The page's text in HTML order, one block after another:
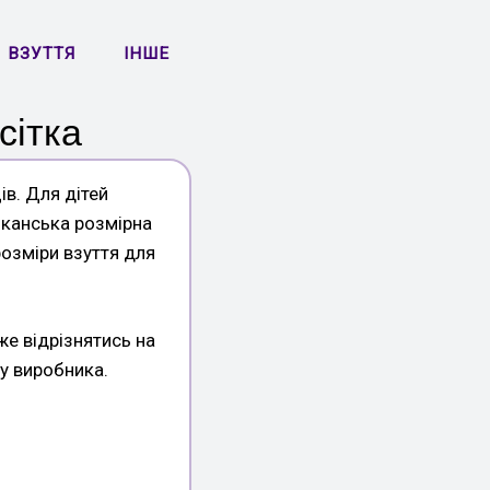
ВЗУТТЯ ІНШЕ
Для дітей
розмірна
взуття для
відрізнятись на
виробника.